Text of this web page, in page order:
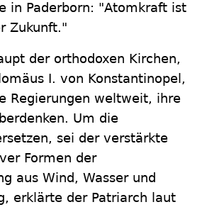
in Paderborn: "Atomkraft ist
Zukunft."
der orthodoxen Kirchen,
I. von Konstantinopel,
Regierungen weltweit, ihre
Um die
sei der verstärkte
Formen der
aus Wind, Wasser und
erklärte der Patriarch laut